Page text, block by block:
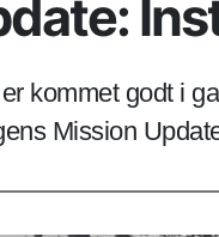
kommet godt i
Mission